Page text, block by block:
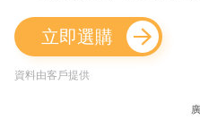
立即選購
資料由客戶提供